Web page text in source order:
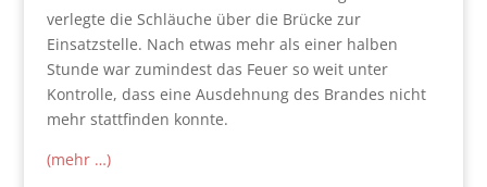
verlegte die Schläuche über die Brücke zur
Einsatzstelle. Nach etwas mehr als einer halben
Stunde war zumindest das Feuer so weit unter
Kontrolle, dass eine Ausdehnung des Brandes nicht
mehr stattfinden konnte.
(mehr …)